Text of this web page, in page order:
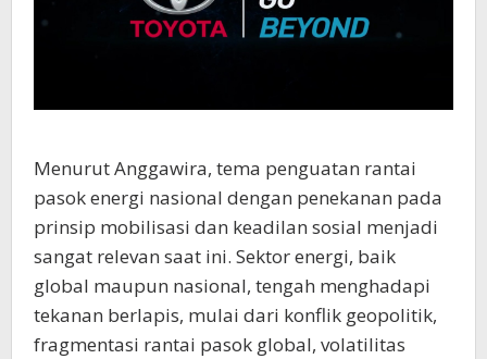
Menurut Anggawira, tema penguatan rantai
pasok energi nasional dengan penekanan pada
prinsip mobilisasi dan keadilan sosial menjadi
sangat relevan saat ini. Sektor energi, baik
global maupun nasional, tengah menghadapi
tekanan berlapis, mulai dari konflik geopolitik,
fragmentasi rantai pasok global, volatilitas